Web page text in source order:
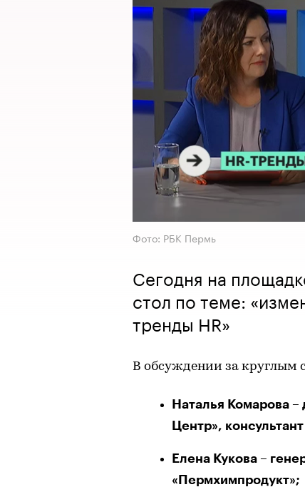
Фото: РБК Пермь
Сегодня на
стол по теме:
тренды HR»
В обсуждении за круглым
Наталья Комарова
Центр»,
Елена Кукова –
«Пермхимпродукт»;